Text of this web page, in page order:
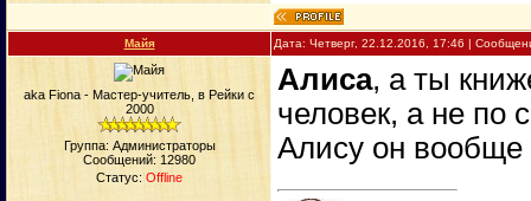
Майя Дата: Четверг, 22.12.2016, 17:46 |
aka Fiona - Мастер-учитель, в Рейки с
2000
Группа: Администраторы
Сообщений: 12980
Статус: Offline
Алиса, а ты
человек, а не по
Алису он вообще